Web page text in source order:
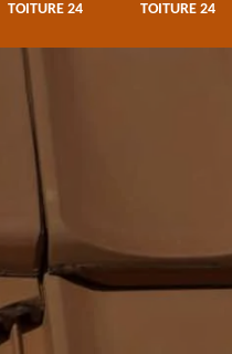
TOITURE 24
TOITURE 24
Réparation de toiture